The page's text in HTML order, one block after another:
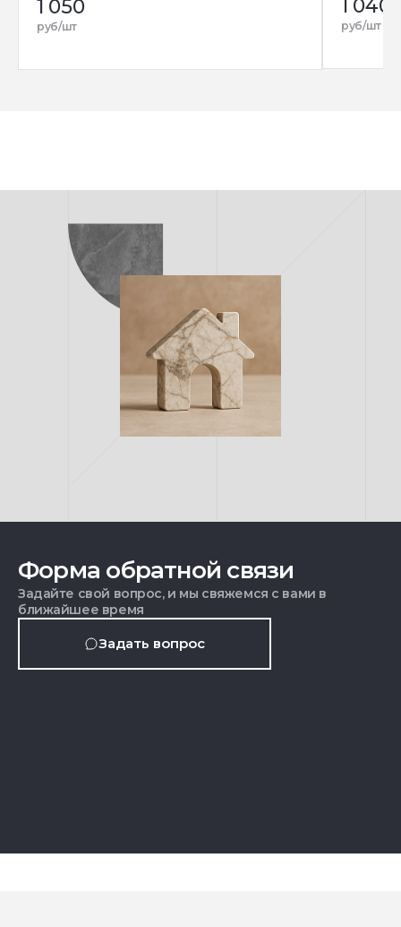
1 050
руб/шт
1 040
руб/шт
Форма обратной связи
Задайте свой вопрос, и мы свяжемся с вами в
ближайшее время
Задать вопрос